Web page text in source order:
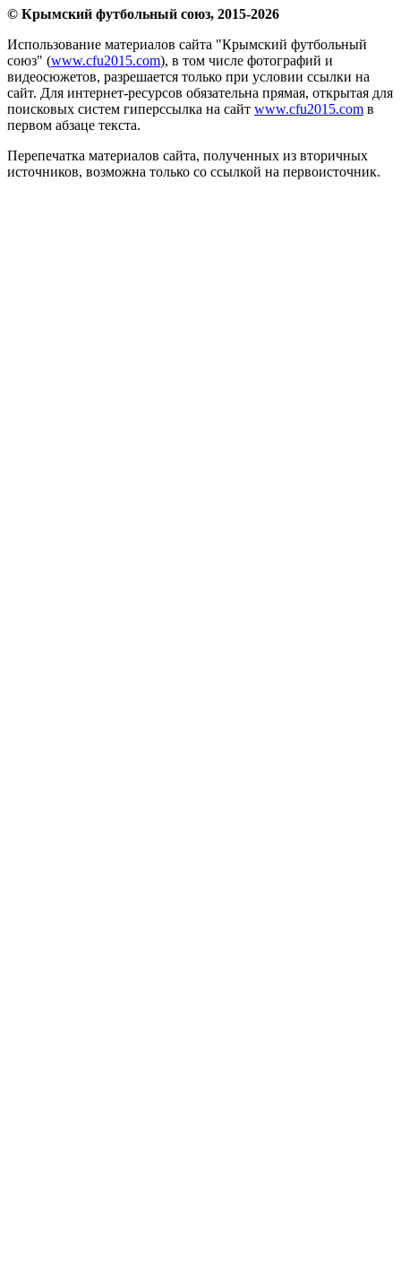
© Крымский футбольный союз, 2015-2026
Использование материалов сайта "Крымский футбольный
союз" (www.cfu2015.com), в том числе фотографий и
видеосюжетов, разрешается только при условии ссылки на
сайт. Для интернет-ресурсов обязательна прямая, открытая для
поисковых систем гиперссылка на сайт www.cfu2015.com в
первом абзаце текста.
Перепечатка материалов сайта, полученных из вторичных
источников, возможна только со ссылкой на первоисточник.